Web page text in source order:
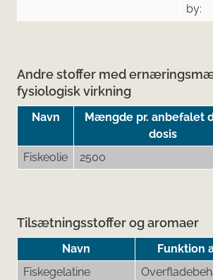
by:
Andre stoffer med
fysiologisk virkning
Navn
Mængde pr. anbefalet
dosis
Fiskeolie 2500
Tilsætningsstoffer og aromaer
Navn
Funktion
Fiskegelatine